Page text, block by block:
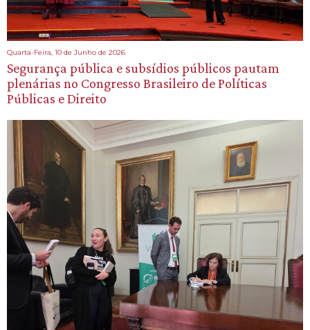
Quarta-Feira, 10 de Junho de 2026
Segurança pública e subsídios públicos pautam
plenárias no Congresso Brasileiro de Políticas
Públicas e Direito